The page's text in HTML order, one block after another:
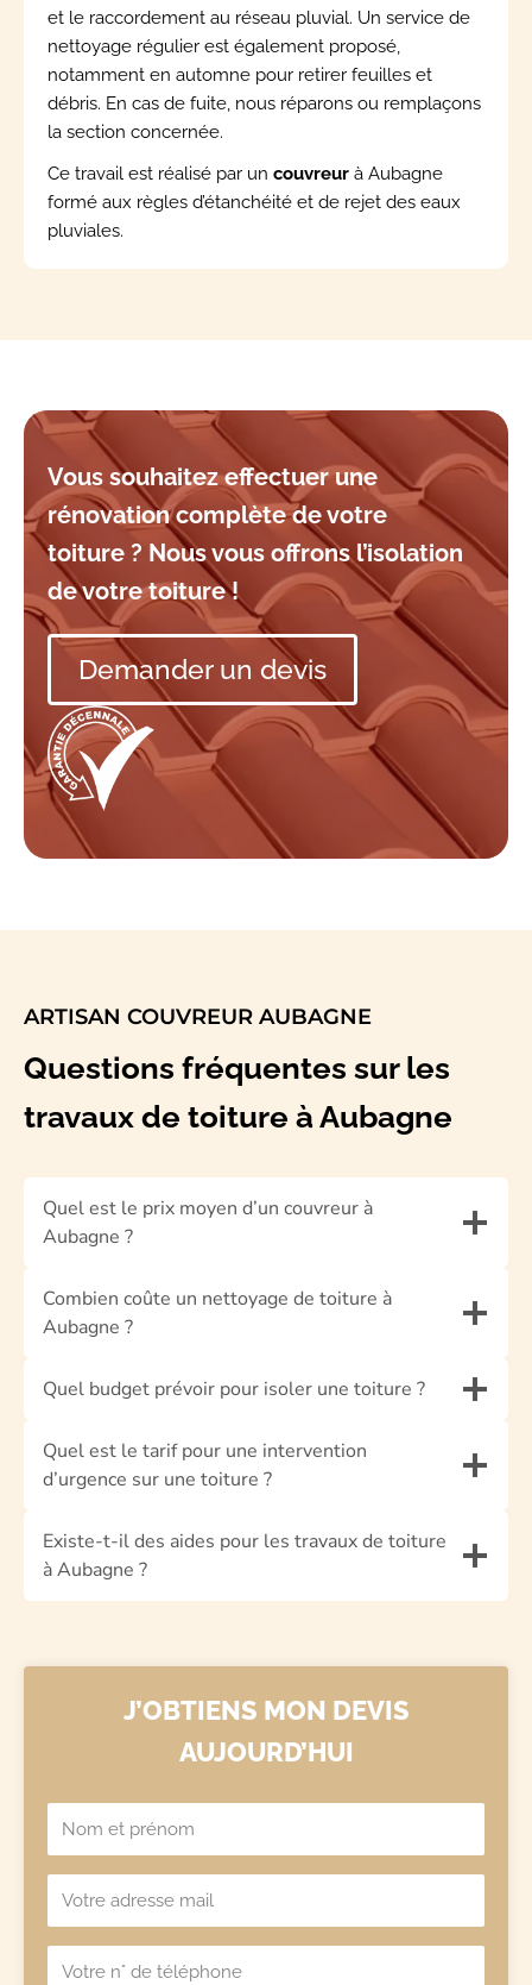
et le raccordement au réseau pluvial. Un service de
nettoyage régulier est également proposé,
notamment en automne pour retirer feuilles et
débris. En cas de fuite, nous réparons ou remplaçons
la section concernée.
Ce travail est réalisé par un couvreur à Aubagne
formé aux règles d’étanchéité et de rejet des eaux
pluviales.
Vous souhaitez effectuer une
rénovation complète de votre
toiture ? Nous vous offrons l’isolation
de votre toiture !
Demander un devis
ARTISAN COUVREUR AUBAGNE
Questions fréquentes sur les
travaux de toiture à Aubagne
Quel est le prix moyen d’un couvreur à
Aubagne ?
Combien coûte un nettoyage de toiture à
Aubagne ?
Quel budget prévoir pour isoler une toiture ?
Quel est le tarif pour une intervention
d’urgence sur une toiture ?
Existe-t-il des aides pour les travaux de toiture
à Aubagne ?
J’OBTIENS MON DEVIS
AUJOURD’HUI